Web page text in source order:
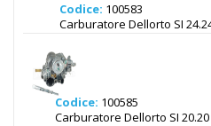
Codice: 100583
Carburatore Dellorto SI
Codice: 100585
Carburatore Dellorto SI